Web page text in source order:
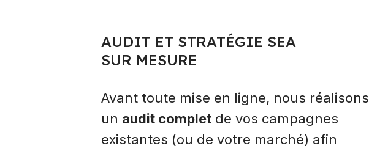
AUDIT ET STRATÉGIE SEA
SUR MESURE
Avant toute mise en ligne, nous réalisons
un audit complet de vos campagnes
existantes (ou de votre marché) afin